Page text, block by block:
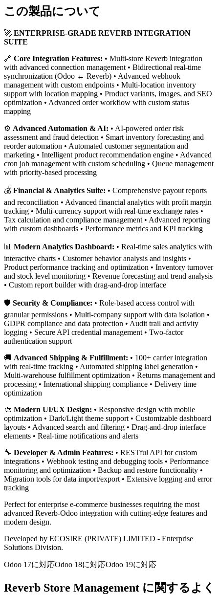
この製品について
🚀 ENTERPRISE-GRADE REVERB INTEGRATION
SUITE
🔗 Core Integration Features: • Multi-store Reverb integration
with advanced connection management • Bidirectional real-time
synchronization (Odoo ↔ Reverb) • Advanced webhook
management with custom endpoints • Multi-location inventory
support with location mapping • Product variants, images, and SEO
optimization • Advanced order workflow with custom status
mapping
⚙️ Advanced Automation & AI: • AI-powered order risk
assessment and fraud detection • Smart inventory forecasting and
reorder automation • Automated customer segmentation and
marketing • Intelligent product recommendation engine • Advanced
cron job management with custom scheduling • Queue management
with priority-based processing
💰 Financial & Analytics Suite: • Comprehensive payout reports
and reconciliation • Advanced financial analytics with profit margin
tracking • Multi-currency support with real-time exchange rates •
Tax calculation and compliance management • Advanced reporting
with custom dashboards • Performance metrics and KPI tracking
📊 Modern Analytics Dashboard: • Real-time sales analytics with
interactive charts • Customer behavior analysis and insights •
Product performance tracking and optimization • Inventory turnover
and stock level monitoring • Revenue forecasting and trend analysis
• Custom report builder with drag-and-drop interface
🛡️ Security & Compliance: • Role-based access control with
granular permissions • Multi-company support with data isolation •
GDPR compliance and data protection • Audit trail and activity
logging • Secure API credential management • Two-factor
authentication support
🚚 Advanced Shipping & Fulfillment: • 100+ carrier integration
with real-time tracking • Automated shipping label generation •
Multi-warehouse fulfillment optimization • Returns management and
processing • International shipping compliance • Delivery time
optimization
🎨 Modern UI/UX Design: • Responsive design with mobile
optimization • Dark/Light theme support • Customizable dashboard
layouts • Advanced search and filtering • Drag-and-drop interface
elements • Real-time notifications and alerts
🔧 Developer & Admin Features: • RESTful API for custom
integrations • Webhook testing and debugging tools • Performance
monitoring and optimization • Backup and restore functionality •
Migration tools for data import/export • Extensive logging and error
tracking
Perfect for enterprise e-commerce businesses requiring the most
advanced Reverb-Odoo integration with cutting-edge features and
modern design.
Developed by ECOSIRE (PRIVATE) LIMITED - Enterprise
Solutions Division.
Odoo 17に対応Odoo 18に対応Odoo 19に対応
Reverb Store Management に関するよく